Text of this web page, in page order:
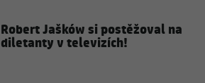
Robert Jašków si postěžoval na
diletanty v televizích!